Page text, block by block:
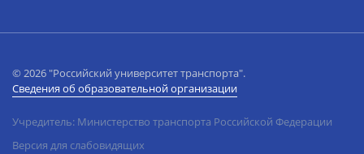
© 2026 "Российский университет транспорта".
Сведения об образовательной организации
Учредитель: Министерство транспорта Российской Федерации
Версия для слабовидящих